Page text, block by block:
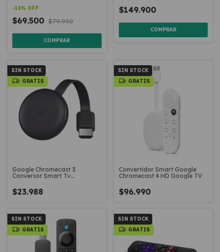
-13% OFF
$69.500 $79.990
$149.900
SIN STOCK
GRATIS
Google Chromecast 3
Conversor Smart Tv
$23.988
SIN STOCK
GRATIS
Convertidor Smart Google
Chromecast 4 HD Google TV
$96.990
SIN STOCK
GRATIS
SIN STOCK
GRATIS